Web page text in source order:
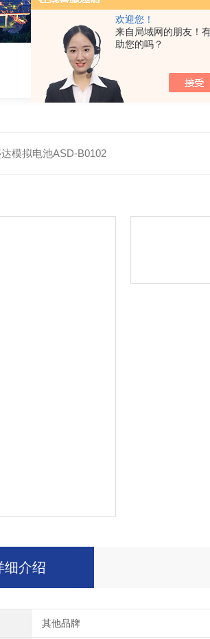
欢迎您！
来自局域网的朋友！
助您的吗？
模拟电池ASD-B0102
细介绍
其他品牌